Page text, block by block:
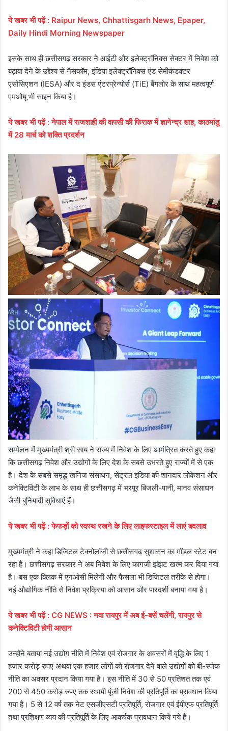
ये खबर भी पढ़ें: Raipur News, Chhattisgarh News, Epaper,
Daily Hindi Morning Newspaper
इसके साथ ही छत्तीसगढ़ सरकार ने आईटी और इलेक्ट्रॉनिक्स सेक्टर में निवेश को
बढ़ावा देने के उद्देश्य से नैसकॉम, इंडिया इलेक्ट्रॉनिक्स एंड सेमीकंडक्टर
एसोसिएशन (IESA) और द इंडस एंटरप्रेन्योर्स (TiE) बैंगलोर के साथ महत्वपूर्ण
एमओयू भी साइन किया है।
ये खबर भी पढ़ें : नेपाल में राजशाही की वापसी की फिराक में ज्ञानेन्द्र शाह, काठमांडू
में 28 मार्च को शक्ति प्रदर्शन
सम्मेलन में मुख्यमंत्री श्री साय ने राज्य में निवेश के लिए आमंत्रित करते हुए कहा
कि छत्तीसगढ़ निवेश और उद्योगों के लिए देश के सबसे उभरते हुए राज्यों में से एक
है। देश के सबसे समृद्ध खनिज संसाधन, सेंट्रल इंडिया की शानदार लोकेशन और
कनेक्टिविटी के लाभ के साथ ही छत्तीसगढ़ में भरपूर बिजली-पानी, मानव संसाधन
जैसी बुनियादी सुविधाएं हैं।
ये खबर भी पढ़ें : फेफड़ों को स्वस्थ रखने के लिए लाइफस्टाइल में लाएं बदलाव
मुख्यमंत्री ने कहा डिजिटल टेक्नोलॉजी से छत्तीसगढ़ सुशासन का मॉडल स्टेट बन
रहा है। छत्तीसगढ़ सरकार ने अब निवेश के लिए कागजी झंझट खत्म कर दिया गया
है। बस एक क्लिक में एनओसी मिलेगी और फैसला भी डिजिटल तरीके से होगा।
नई औद्योगिक नीति से निवेश प्रक्रिया को आसान और पारदर्शी बनाया गया है।
ये खबर भी पढ़ें : CG NEWS : नवा रायपुर में अब ई-बसें चलेंगी, रायपुर से
कनेक्टिविटी होगी आसान
उन्होंने बताया नई उद्योग नीति में निवेश एवं रोजगार के अवसरों में वृद्धि के लिए 1
हजार करोड़ रुपए अथवा एक हजार लोगों को रोजगार देने वाले उद्योगों को बी-स्पोक
नीति का अवसर प्रदान किया गया है। इस नीति में 30 से 50 प्रतिशत तक एवं
200 से 450 करोड़ रुपए तक स्थायी पूंजी निवेश की प्रतिपूर्ति का प्रावधान किया
गया है। 5 से 12 वर्ष तक नेट एसजीएसटी प्रतिपूर्ति, रोजगार एवं ईपीएफ प्रतिपूर्ति
तथा प्रशिक्षण व्यय की प्रतिपूर्ति के लिए आकर्षक प्रावधान किये गये हैं।